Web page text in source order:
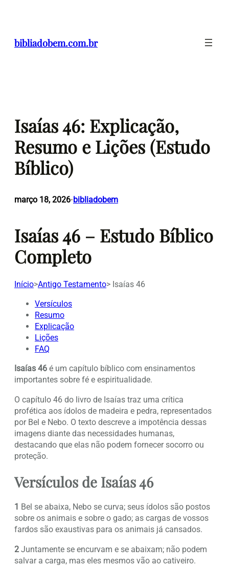
conteúdo
bibliadobem.com.br
Isaías 46: Explicação,
Resumo e Lições (Estudo
Bíblico)
março 18, 2026•bibliadobem
Isaías 46 – Estudo Bíblico
Completo
Início>Antigo Testamento> Isaías 46
Versículos
Resumo
Explicação
Lições
FAQ
Isaías 46 é um capítulo bíblico com ensinamentos
importantes sobre fé e espiritualidade.
O capítulo 46 do livro de Isaías traz uma crítica
profética aos ídolos de madeira e pedra, representados
por Bel e Nebo. O texto descreve a impotência dessas
imagens diante das necessidades humanas,
destacando que elas não podem fornecer socorro ou
proteção.
Versículos de Isaías 46
1 Bel se abaixa, Nebo se curva; seus ídolos são postos
sobre os animais e sobre o gado; as cargas de vossos
fardos são exaustivas para os animais já cansados.
2 Juntamente se encurvam e se abaixam; não podem
salvar a carga, mas eles mesmos vão ao cativeiro.